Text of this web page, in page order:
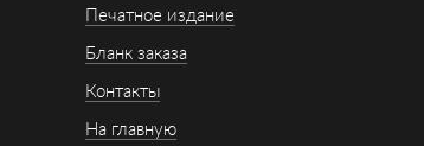
Печатное издание
Бланк заказа
Контакты
На главную